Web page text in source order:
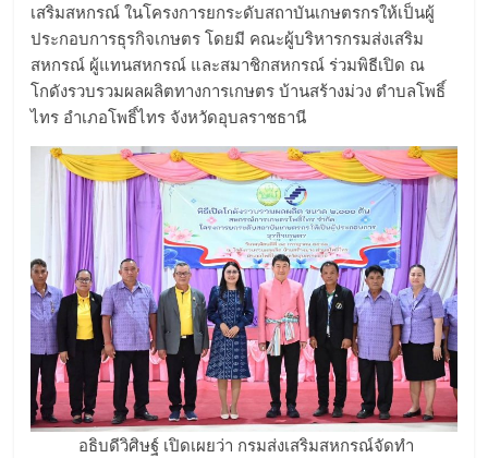
เสริมสหกรณ์ ในโครงการยกระดับสถาบันเกษตรกรให้เป็นผู้
ประกอบการธุรกิจเกษตร โดยมี คณะผู้บริหารกรมส่งเสริม
สหกรณ์ ผู้แทนสหกรณ์ และสมาชิกสหกรณ์ ร่วมพิธีเปิด ณ
โกดังรวบรวมผลผลิตทางการเกษตร บ้านสร้างม่วง ตำบลโพธิ์
ไทร อำเภอโพธิ์ไทร จังหวัดอุบลราชธานี
อธิบดีวิศิษฐ์ เปิดเผยว่า กรมส่งเสริมสหกรณ์จัดทำ